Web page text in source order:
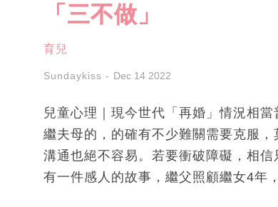
「三不做」
育兒
Sundaykiss Dec 14 2022
兒童心理｜現今世代「再婚」情況相
繼夫母的，的確有不少難關需要克服
溝通也絕不容易。若要衝破障礙，相
有一件感人的故事，繼父照顧繼女4年